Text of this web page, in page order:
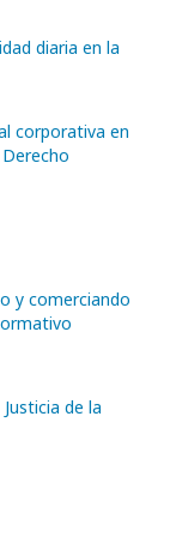
diaria en la
corporativa en
y comerciando
de la